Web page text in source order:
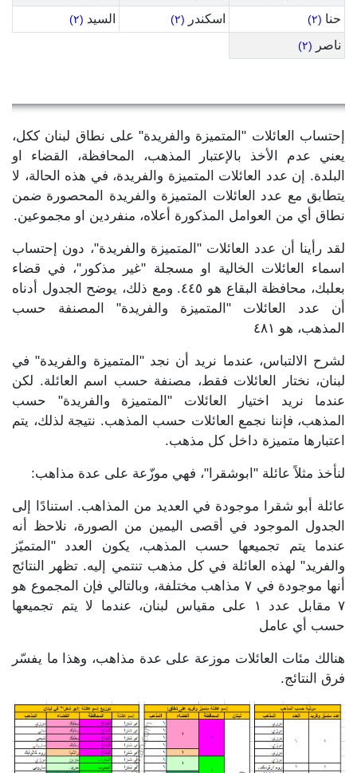
حنا (٢) اسكندر (٢) السيد (٢)
ناصر (٢)
إحتساب العائلات "المتميزة والفريدة" على نطاق لبنان ككل،
يعني عدم الأخذ بالإعتبار المذهب، المحافظة، القضاء او
البلدة. إن عدد العائلات المتميزة والفريدة، في هذه الحالة، لا
يتطابق مع عدد العائلات المتميزة والفريدة المحصورة ضمن
نطاق أي من العوامل المذكورة أعلاه، منفردين او مجموعين.
لقد رأينا أن عدد العائلات "المتميزة والفريدة"، دون إحتساب
اسماء العائلات الخالية او مسجلة "غير مذكور"، في قضاء
بعلبك، محافظة البقاع هو ٤٤٥. ومع ذلك، يوضح الجدول أدناه
أن عدد العائلات "المتميزة والفريدة" المصنفة حسب
المذهب، هو ٤٨١
لشرح الالتباس، عندما نريد أن نجد "المتميزة والفريدة" في
لبنان، نختار العائلات فقط، مصنفة حسب اسم العائلة. لكن
عندما نريد اختيار العائلات "المتميزة والفريدة" حسب
المذهب، فإننا نجمع العائلات حسب المذهب. نتيجة لذلك، يتم
اعتبارها متميزة داخل كل مذهب.
لنأخذ مثلاً عائلة "ابوشقرا"، فهي موزّعة على عدة مذاهب:
عائلة أبو شقرا موجودة في العديد من المذاهب. استنادًا إلى
الجدول الموجود في أقصى اليمين من الصورة، نلاحظ أنه
عندما يتم تجميعها حسب المذهب، يكون العدد "المتميّز
والفريد" لهذه العائلة في كل مذهب تنتمي إليه. تظهر النتائج
أنها موجودة في ٧ مذاهب مختلفة، وبالتالي فإن المجموع هو
٧ مقابل عدد ١ على مقياس لبنان، عندما لا يتم تجميعها
حسب أي عامل
هنالك مئات العائلات موزعة على عدة مذاهب، وهذا ما يفسّر
فرق النتائج.